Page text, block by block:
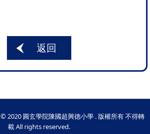
返回
2020 圓玄學院陳國超興德小學 . 版權所有 不得轉
載 All rights reserved.